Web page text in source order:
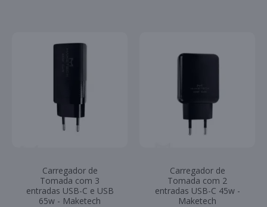
Carregador de
Tomada com 3
entradas USB-C e USB
65w - Maketech
Carregador de
Tomada com 2
entradas USB-C 45w -
Maketech